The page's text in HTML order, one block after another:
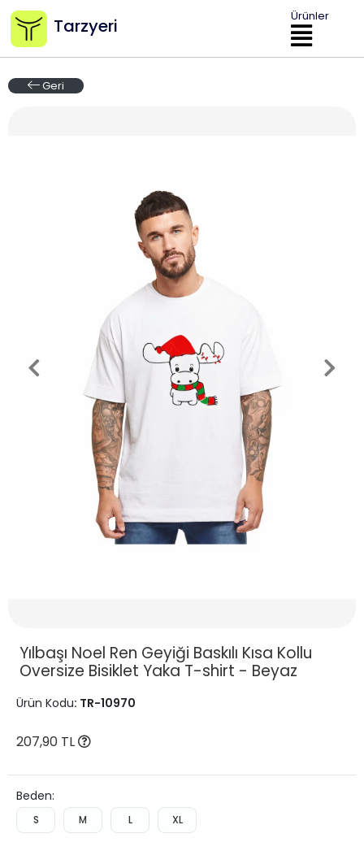
Tarzyeri Ürünler
Geri
Yılbaşı Noel Ren Geyiği Baskılı Kısa Kollu
Oversize Bisiklet Yaka T-shirt - Beyaz
Ürün Kodu: TR-10970
207,90 TL
Beden:
S M L XL